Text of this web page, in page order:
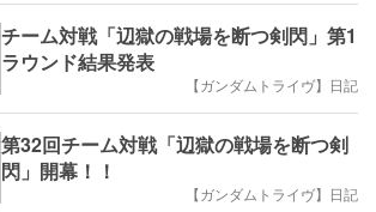
チーム対戦「辺獄の戦場を断つ剣閃」第1
ラウンド結果発表
【ガンダムトライヴ】日記
第32回チーム対戦「辺獄の戦場を断つ剣
閃」開幕！！
【ガンダムトライヴ】日記